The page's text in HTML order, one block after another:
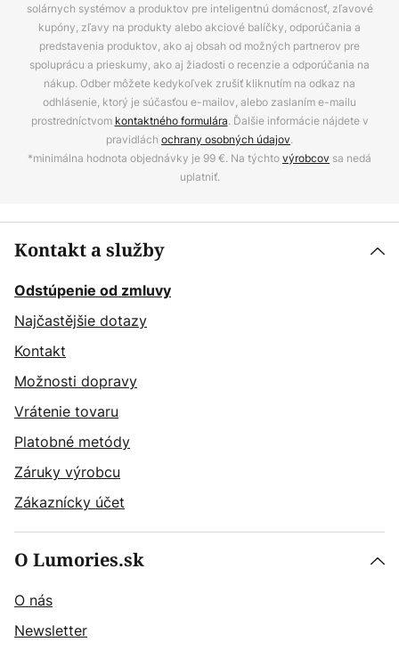
solárnych systémov a produktov pre inteligentnú domácnosť, zľavové
kupóny, zľavy na produkty alebo akciové balíčky, odporúčania a
predstavenia produktov, ako aj obsah od možných partnerov pre
spoluprácu a prieskumy, ako aj žiadosti o recenzie a odporúčania na
nákup. Odber môžete kedykoľvek zrušiť kliknutím na odkaz na
odhlásenie, ktorý je súčasťou e-mailov, alebo zaslaním e-mailu
prostredníctvom kontaktného formulára. Ďalšie informácie nájdete v
pravidlách ochrany osobných údajov.
*minimálna hodnota objednávky je 99 €. Na týchtovýrobcov sa nedá
uplatniť.
Kontakt a služby
Odstúpenie od zmluvy
Najčastějšie dotazy
Kontakt
Možnosti dopravy
Vrátenie tovaru
Platobné metódy
Záruky výrobcu
Zákaznícky účet
O Lumories.sk
O nás
Newsletter